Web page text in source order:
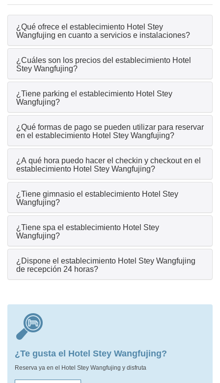
¿Qué ofrece el establecimiento Hotel Stey
Wangfujing en cuanto a servicios e instalaciones?
¿Cuáles son los precios del establecimiento Hotel
Stey Wangfujing?
¿Tiene parking el establecimiento Hotel Stey
Wangfujing?
¿Qué formas de pago se pueden utilizar para reservar
en el establecimiento Hotel Stey Wangfujing?
¿A qué hora puedo hacer el checkin y checkout en el
establecimiento Hotel Stey Wangfujing?
¿Tiene gimnasio el establecimiento Hotel Stey
Wangfujing?
¿Tiene spa el establecimiento Hotel Stey
Wangfujing?
¿Dispone el establecimiento Hotel Stey Wangfujing
de recepción 24 horas?
¿Te gusta el Hotel Stey Wangfujing?
Reserva ya en el Hotel Stey Wangfujing y disfruta